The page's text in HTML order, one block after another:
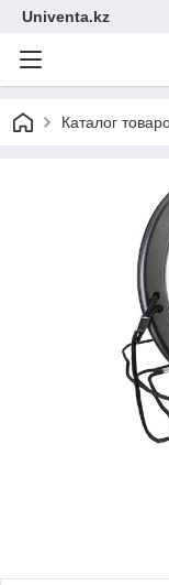
Univenta.kz
Каталог